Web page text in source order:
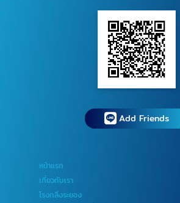
Add Friends
หน้าแรก
เกี่ยวกับเรา
โรงกลึงระยอง